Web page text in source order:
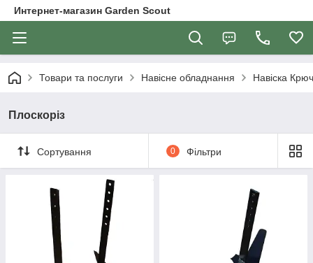
Интернет-магазин Garden Scout
Товари та послуги Навісне обладнання Навіска
Плоскоріз
Сортування 0 Фільтри